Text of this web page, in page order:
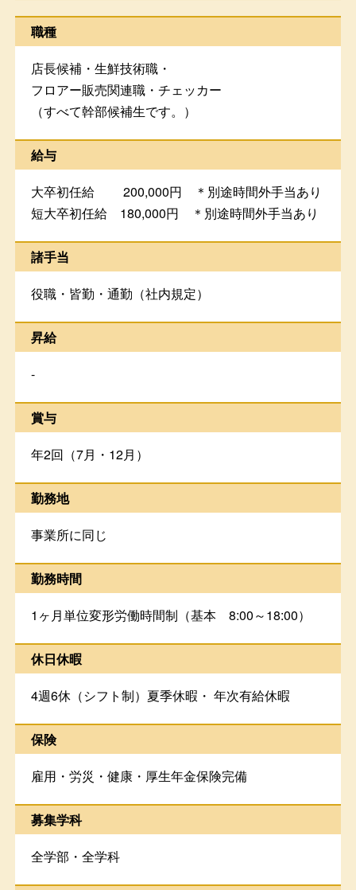
職種
店長候補・生鮮技術職・
フロアー販売関連職・チェッカー
（すべて幹部候補生です。）
給与
大卒初任給 200,000円 ＊別途時間外手当あり
短大卒初任給 180,000円 ＊別途時間外手当あり
諸手当
役職・皆勤・通勤（社内規定）
昇給
-
賞与
年2回（7月・12月）
勤務地
事業所に同じ
勤務時間
1ヶ月単位変形労働時間制（基本 8:00～18:00）
休日休暇
4週6休（シフト制）夏季休暇・ 年次有給休暇
保険
雇用・労災・健康・厚生年金保険完備
募集学科
全学部・全学科